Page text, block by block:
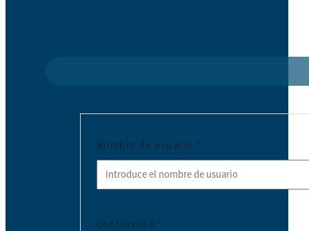
Nombre de usuario *
Contraseña *